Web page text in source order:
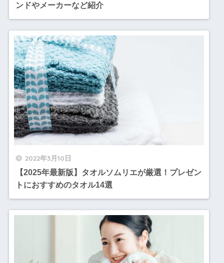
ンドやメーカーなど紹介
2022年3月10日
【2025年最新版】タオルソムリエが厳選！プレゼン
トにおすすめのタオル14選